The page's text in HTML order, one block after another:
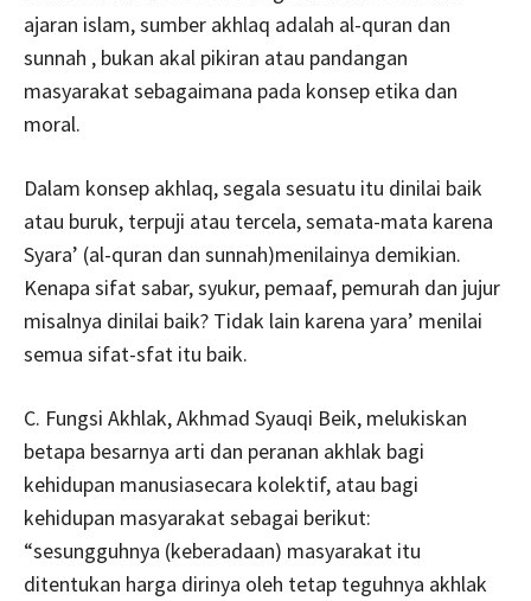
ajaran islam, sumber akhlaq adalah al-quran dan
sunnah , bukan akal pikiran atau pandangan
masyarakat sebagaimana pada konsep etika dan
moral.
Dalam konsep akhlaq, segala sesuatu itu dinilai baik
atau buruk, terpuji atau tercela, semata-mata karena
Syara’ (al-quran dan sunnah)menilainya demikian.
Kenapa sifat sabar, syukur, pemaaf, pemurah dan jujur
misalnya dinilai baik? Tidak lain karena yara’ menilai
semua sifat-sfat itu baik.
C. Fungsi Akhlak, Akhmad Syauqi Beik, melukiskan
betapa besarnya arti dan peranan akhlak bagi
kehidupan manusiasecara kolektif, atau bagi
kehidupan masyarakat sebagai berikut:
“sesungguhnya (keberadaan) masyarakat itu
ditentukan harga dirinya oleh tetap teguhnya akhlak